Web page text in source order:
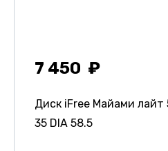
7 450
Диск iFree Майами лайт
35 DIA 58.5